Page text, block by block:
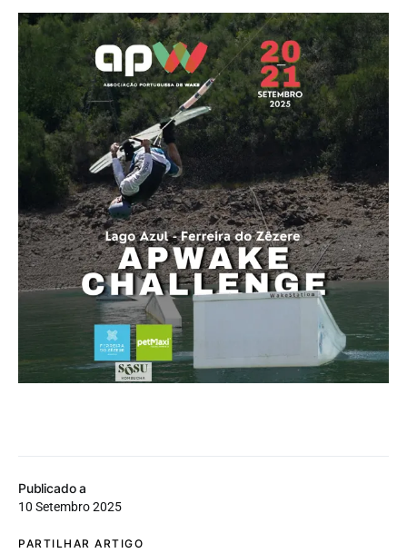
Publicado a
10 Setembro 2025
PARTILHAR ARTIGO